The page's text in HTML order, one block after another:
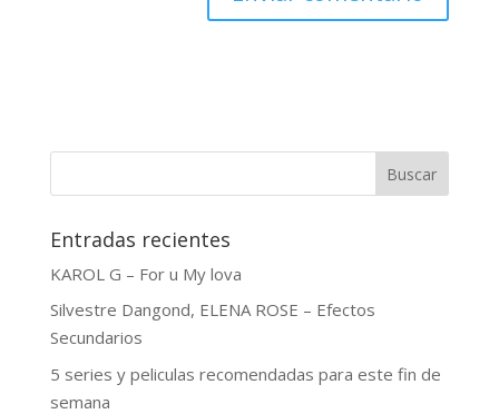
Buscar
Entradas recientes
KAROL G – For u My lova
Silvestre Dangond, ELENA ROSE – Efectos
Secundarios
5 series y peliculas recomendadas para este fin de
semana